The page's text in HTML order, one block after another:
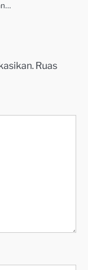
Ruas